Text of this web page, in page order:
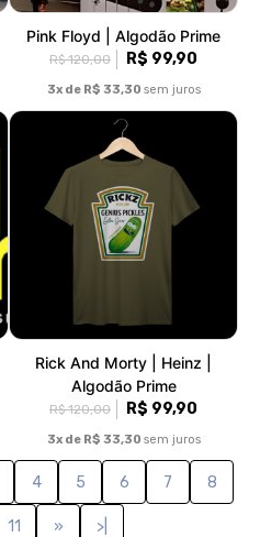
Pink Floyd | Algodão Prime
R$ 120,00 R$ 99,90
3x de R$ 33,30 sem juros
Rick And Morty | Heinz |
Algodão Prime
R$ 120,00 R$ 99,90
3x de R$ 33,30 sem juros
4 5 6 7 8
11 » >|